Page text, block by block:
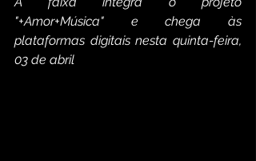
"+Amor+Música" e chega às
plataformas digitais nesta quinta-feira,
03 de abril